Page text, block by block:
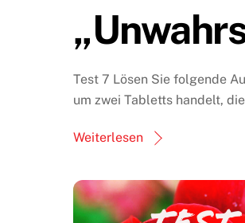
Test 7 Lösen Sie folgende
um zwei Tabletts handelt,
Weiterlesen